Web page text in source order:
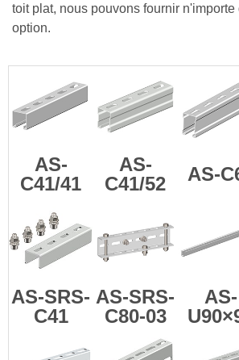
toit plat, nous pouvons fournir
option.
AS-
C41/41
AS-
C41/52
AS-
AS-SRS-
C41
AS-SRS-
C80-03
AS-